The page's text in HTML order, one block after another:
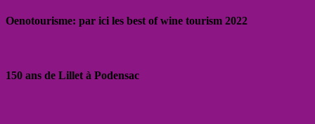
Oenotourisme: par ici les best of wine tourism 2022
150 ans de Lillet à Podensac